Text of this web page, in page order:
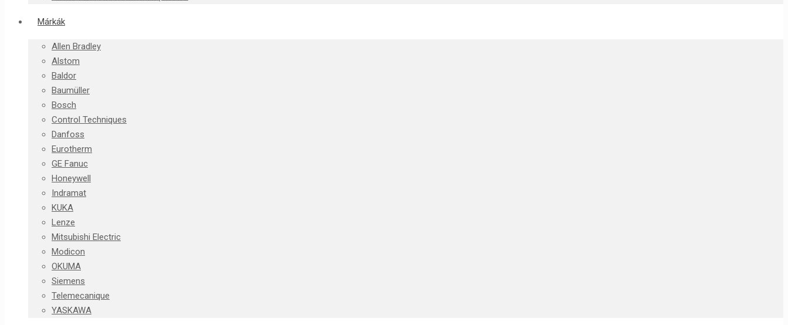
Márkák
Allen Bradley
Alstom
Baldor
Baumüller
Bosch
Control Techniques
Danfoss
Eurotherm
GE Fanuc
Honeywell
Indramat
KUKA
Lenze
Mitsubishi Electric
Modicon
OKUMA
Siemens
Telemecanique
YASKAWA